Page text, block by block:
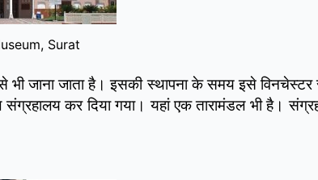
Surat
जाना जाता है। इसकी स्थापना के समय इसे
कर दिया गया। यहां एक तारामंडल भी है।